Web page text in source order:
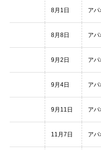
8月1日 アパ
8月8日 アパ
9月2日 アパ
9月4日 アパ
9月11日 アパ
11月7日 アパ